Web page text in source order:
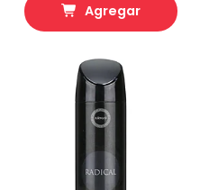
Agregar